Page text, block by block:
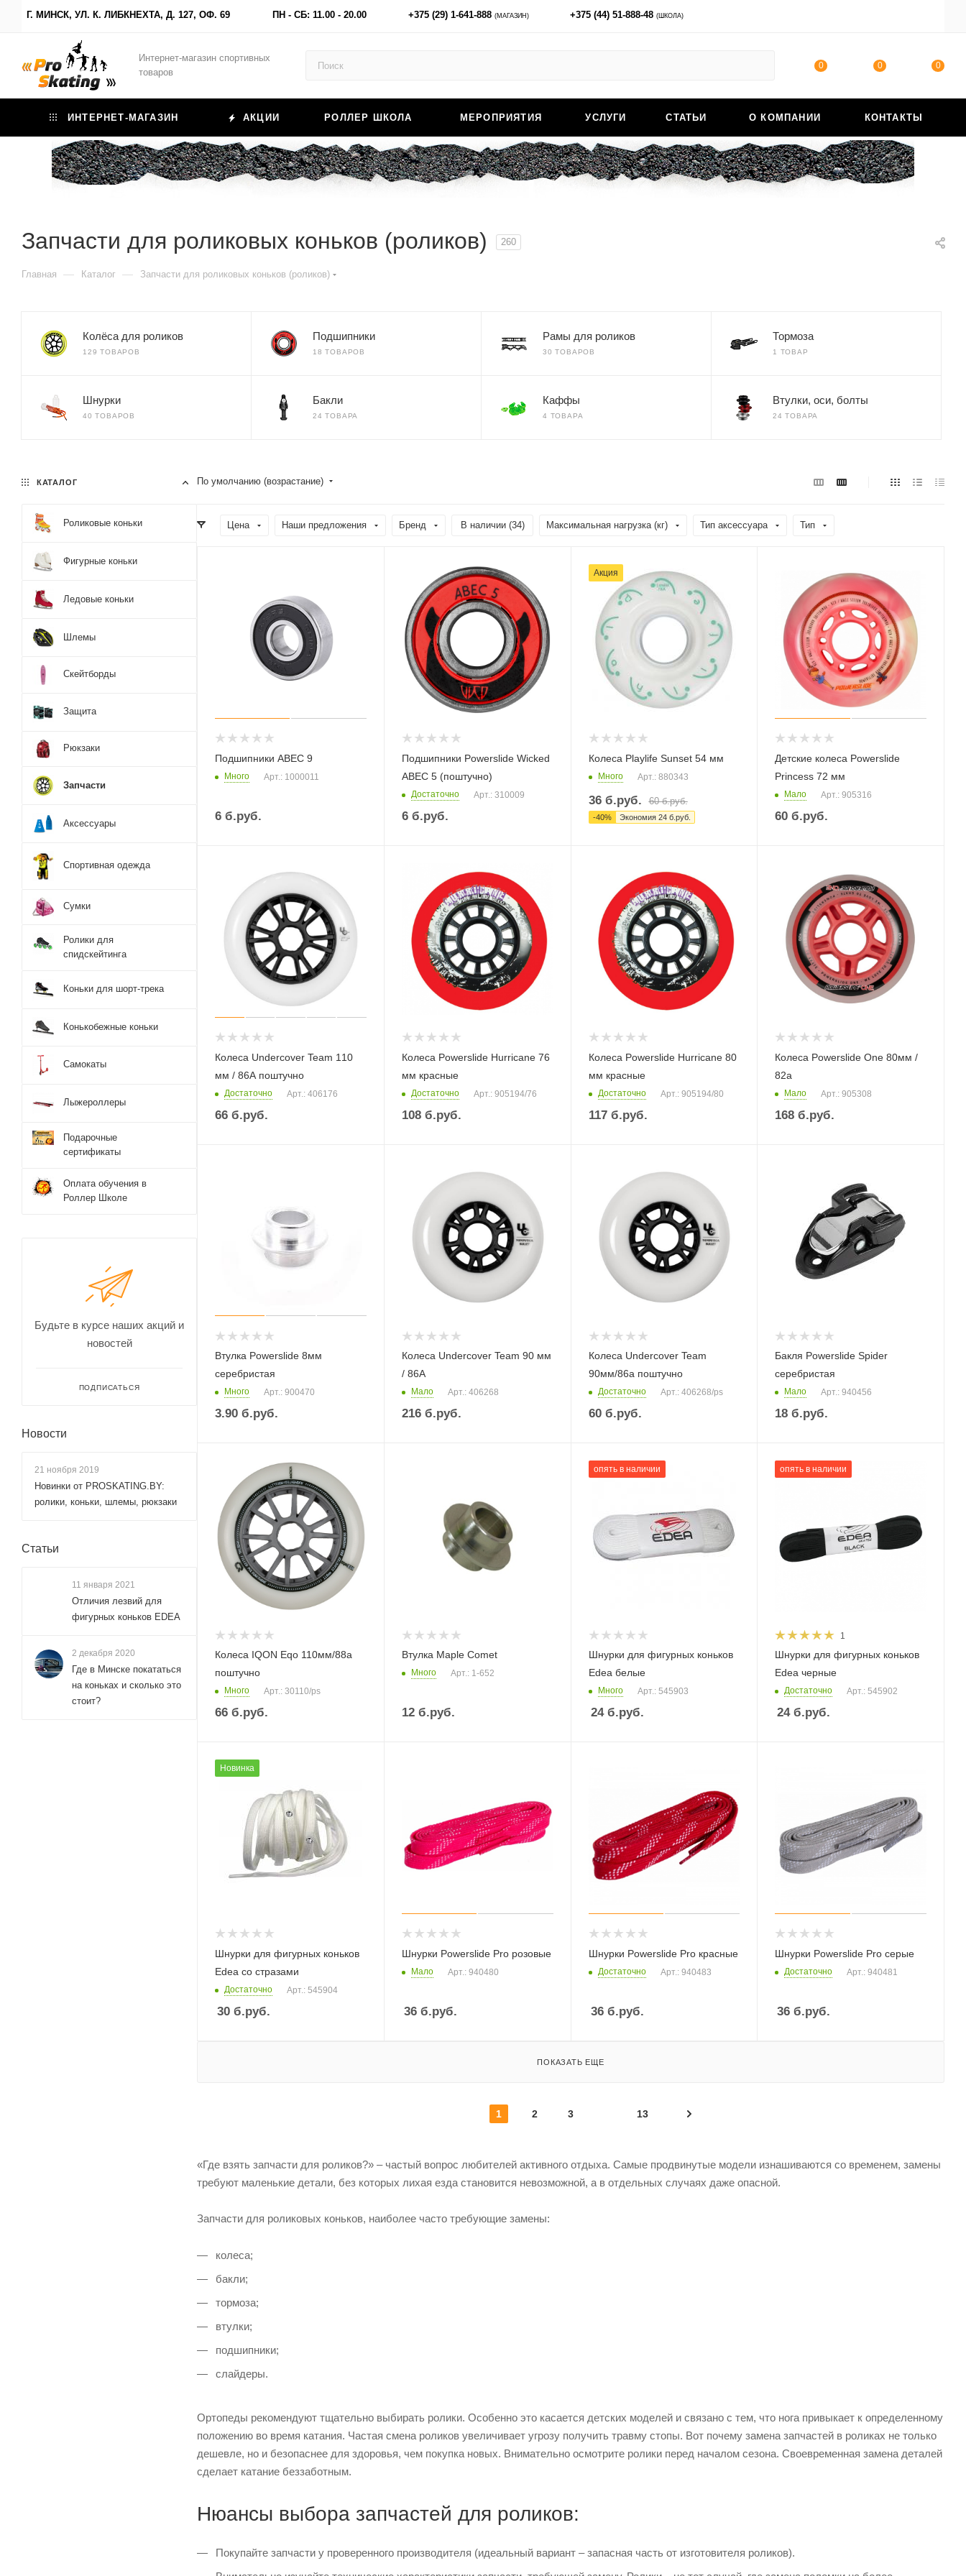
Г. МИНСК, УЛ. К. ЛИБКНЕХТА, Д. 127, ОФ. 69 ПН - СБ: 11.00 - 20.00 +375 (29) 1-641-888 (МАГАЗИН) +375 (44) 51-888-48(ШКОЛА)
Интернет-магазин спортивных
товаров
0 0 0
ИНТЕРНЕТ-МАГАЗИН АКЦИИ РОЛЛЕР ШКОЛА МЕРОПРИЯТИЯ УСЛУГИ СТАТЬИ О КОМПАНИИ КОНТАКТЫ
Запчасти для роликовых коньков (роликов) 260
Главная — Каталог — Запчасти для роликовых коньков (роликов)
Колёса для роликов
129 ТОВАРОВ
Подшипники
18 ТОВАРОВ
Рамы для роликов
30 ТОВАРОВ
Тормоза
1 ТОВАР
Шнурки
40 ТОВАРОВ
Бакли
24 ТОВАРА
Каффы
4 ТОВАРА
Втулки, оси, болты
24 ТОВАРА
По умолчанию (возрастание)
Цена Наши предложения Бренд В наличии (34) Максимальная нагрузка (кг) Тип аксессуара Тип
Подшипники ABEC 9
Много Арт.: 1000011
6 б.руб.
Подшипники Powerslide Wicked
ABEC 5 (поштучно)
Достаточно Арт.: 310009
6б.руб.
Акция
Колеса Playlife Sunset 54 мм
Много Арт.: 880343
36б.руб. 60б.руб.
-40% Экономия 24б.руб.
Детские колеса Powerslide
Princess 72 мм
Мало Арт.: 905316
60 б.руб.
Колеса Undercover Team 110
мм / 86А поштучно
Достаточно Арт.: 406176
66 б.руб.
Колеса Powerslide Hurricane 76
мм красные
Достаточно Арт.: 905194/76
108б.руб.
Колеса Powerslide Hurricane 80
мм красные
Достаточно Арт.: 905194/80
117б.руб.
Колеса Powerslide One 80мм /
82а
Мало Арт.: 905308
168 б.руб.
Втулка Powerslide 8мм
серебристая
Много Арт.: 900470
3.90 б.руб.
Колеса Undercover Team 90 мм
/ 86А
Мало Арт.: 406268
216б.руб.
Колеса Undercover Team
90мм/86а поштучно
Достаточно Арт.: 406268/ps
60б.руб.
Бакля Powerslide Spider
серебристая
Мало Арт.: 940456
18 б.руб.
Колеса IQON Eqo 110мм/88а
поштучно
Много Арт.: 30110/ps
66 б.руб.
Втулка Maple Comet
Много Арт.: 1-652
12б.руб.
опять в наличии
Шнурки для фигурных коньков
Edea белые
Много Арт.: 545903
24б.руб.
опять в наличии
1
Шнурки для фигурных коньков
Edea черные
Достаточно Арт.: 545902
24б.руб.
Новинка
Шнурки для фигурных коньков
Edea со стразами
Достаточно Арт.: 545904
30 б.руб.
Шнурки Powerslide Pro розовые
Мало Арт.: 940480
36б.руб.
Шнурки Powerslide Pro красные
Достаточно Арт.: 940483
36б.руб.
Шнурки Powerslide Pro серые
Достаточно Арт.: 940481
36 б.руб.
ПОКАЗАТЬ ЕЩЕ
1 2 3 13
«Где взять запчасти для роликов?» – частый вопрос любителей активного отдыха. Самые продвинутые модели изнашиваются со временем, замены
требуют маленькие детали, без которых лихая езда становится невозможной, а в отдельных случаях даже опасной.
Запчасти для роликовых коньков, наиболее часто требующие замены:
колеса;
бакли;
тормоза;
втулки;
подшипники;
слайдеры.
Ортопеды рекомендуют тщательно выбирать ролики. Особенно это касается детских моделей и связано с тем, что нога привыкает к определенному
положению во время катания. Частая смена роликов увеличивает угрозу получить травму стопы. Вот почему замена запчастей в роликах не только
дешевле, но и безопаснее для здоровья, чем покупка новых. Внимательно осмотрите ролики перед началом сезона. Своевременная замена деталей
сделает катание беззаботным.
Нюансы выбора запчастей для роликов:
Покупайте запчасти у проверенного производителя (идеальный вариант – запасная часть от изготовителя роликов).
КАТАЛОГ
Роликовые коньки
Фигурные коньки
Ледовые коньки
Шлемы
Скейтборды
Защита
Рюкзаки
Запчасти
Аксессуары
Спортивная одежда
Сумки
Ролики для
спидскейтинга
Коньки для шорт-трека
Конькобежные коньки
Самокаты
Лыжероллеры
Подарочные
сертификаты
Оплата обучения в
Роллер Школе
Будьте в курсе наших акций и
новостей
ПОДПИСАТЬСЯ
Новости
21 ноября 2019
Новинки от PROSKATING.BY:
ролики, коньки, шлемы, рюкзаки
Статьи
11 января 2021
Отличия лезвий для
фигурных коньков EDEA
2 декабря 2020
Где в Минске покататься
на коньках и сколько это
стоит?